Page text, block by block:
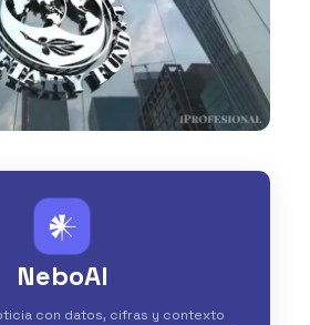
𒀭
NeboAI
con datos, cifras y contexto